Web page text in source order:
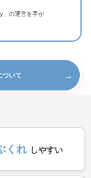
」の運営を手が
ついて →
くれ しやすい